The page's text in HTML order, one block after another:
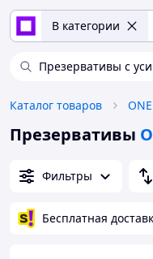
В категории
Презервативы с
Каталог товаров ONE
Презервативы
Фильтры
Бесплатная